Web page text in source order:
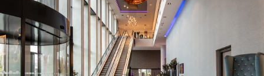
7 dagen per week beschikbaar
10+ miljoen leden